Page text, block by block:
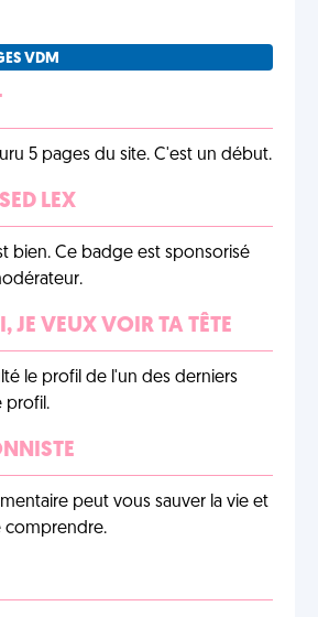
VDM
5 pages du site. C'est un début.
LEX
bien. Ce badge est sponsorisé
JE VEUX VOIR TA TÊTE
le profil de l'un des derniers
profil.
peut vous sauver la vie et
comprendre.